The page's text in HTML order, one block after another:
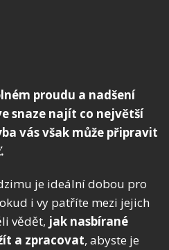
proudu a nadšení
snaze najít co největší
vás však může připravit
je ideální dobou pro
i vy patříte mezi jejich
vědět, jak nasbírané
a zpracovat, abyste je